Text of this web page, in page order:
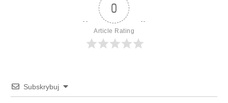
0
Article Rating
Subskrybuj